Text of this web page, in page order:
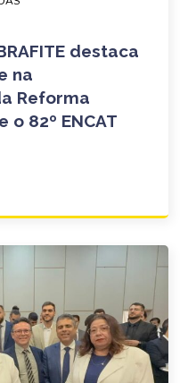
destaca
na
Reforma
82º ENCAT